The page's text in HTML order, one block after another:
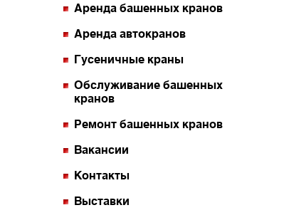
Аренда башенных кранов
Аренда автокранов
Гусеничные краны
Обслуживание башенных
кранов
Ремонт башенных кранов
Вакансии
Контакты
Выставки